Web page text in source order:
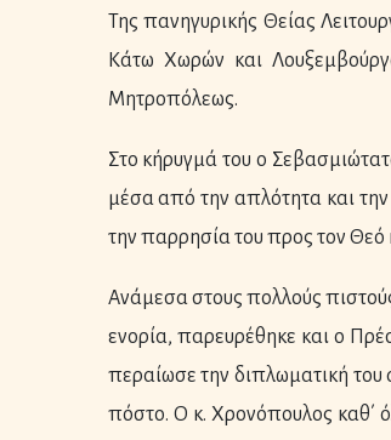
Της πανηγυρικής Θείας
Κάτω Χωρών και
Μητροπόλεως.
Στο κήρυγμά του ο
μέσα από την απλότητα και
την παρρησία του προς τον Θεό
Ανάμεσα στους πολλούς
ενορία, παρευρέθηκε και ο
περαίωσε την διπλωματική
πόστο. Ο κ. Χρονόπουλος καθ΄